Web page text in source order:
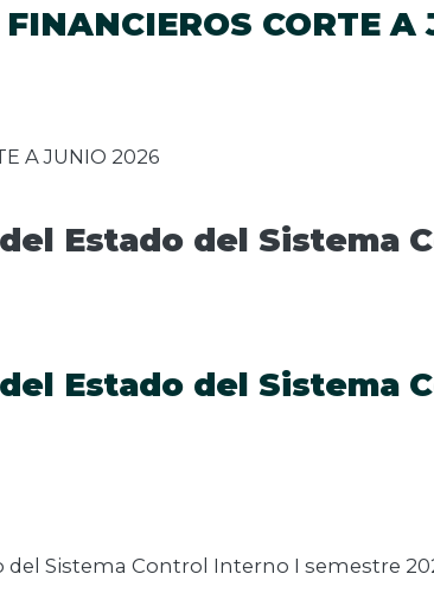
CORTE
A JUNIO 2026
Estado del Sistema
Estado del Sistema
Sistema Control Interno I semestre